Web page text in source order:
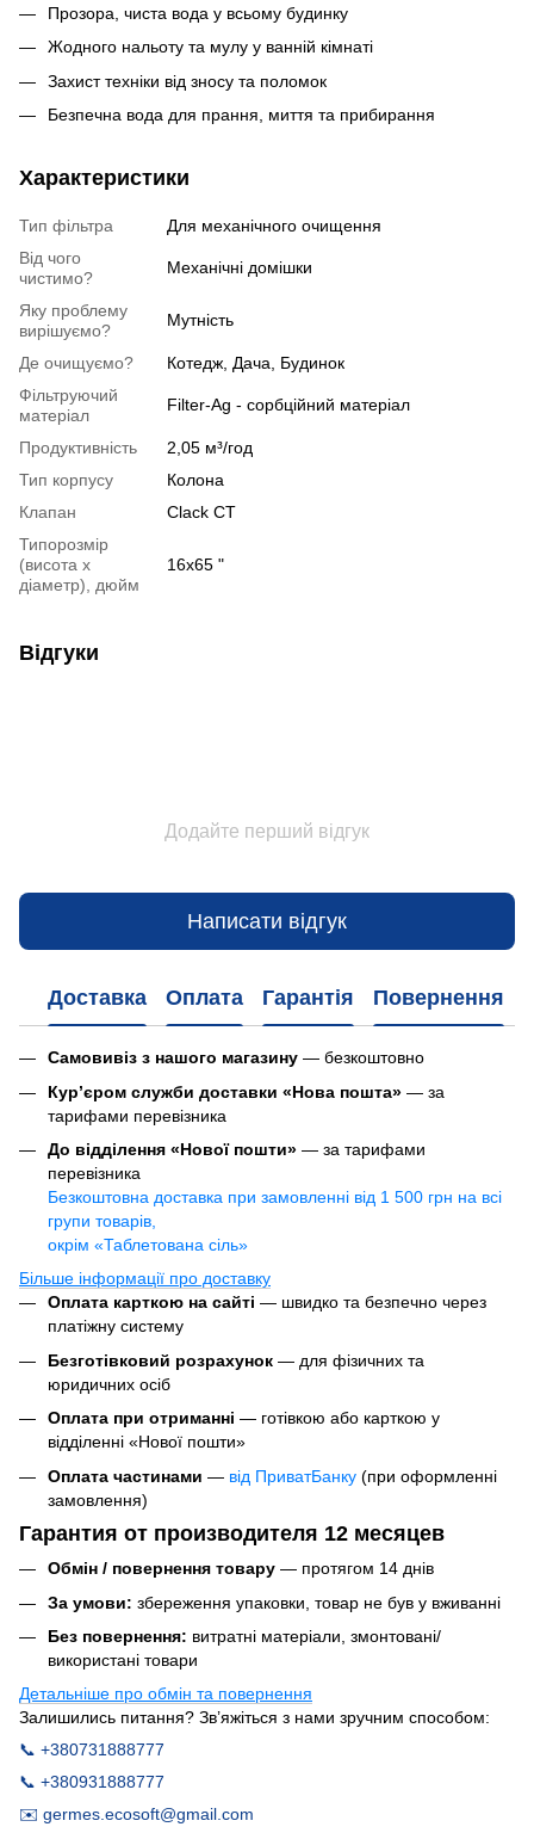
Прозора, чиста вода у всьому будинку
Жодного нальоту та мулу у ванній кімнаті
Захист техніки від зносу та поломок
Безпечна вода для прання, миття та прибирання
Характеристики
Тип фільтра
Для механічного очищення
Від чого
чистимо?
Механічні домішки
Яку проблему
вирішуємо?
Мутність
Де очищуємо?
Котедж, Дача, Будинок
Фільтруючий
матеріал
Filter-Ag - сорбційний матеріал
Продуктивність
2,05 м³/год
Тип корпусу
Колона
Клапан
Clack CT
Типорозмір
(висота х
діаметр), дюйм
16x65 "
Відгуки
Додайте перший відгук
Написати відгук
Доставка Оплата Гарантія Повернення
Самовивіз з нашого магазину — безкоштовно
Кур’єром служби доставки «Нова пошта» — за
тарифами перевізника
До відділення «Нової пошти» — за тарифами
перевізника
Безкоштовна доставка при замовленні від 1 500 грн на всі
групи товарів,
окрім «Таблетована сіль»
Більше інформації про доставку
Оплата карткою на сайті — швидко та безпечно через
платіжну систему
Безготівковий розрахунок — для фізичних та
юридичних осіб
Оплата при отриманні — готівкою або карткою у
відділенні «Нової пошти»
Оплата частинами — від ПриватБанку (при оформленні
замовлення)
Гарантия от производителя 12 месяцев
Обмін / повернення товару — протягом 14 днів
За умови: збереження упаковки, товар не був у вживанні
Без повернення: витратні матеріали, змонтовані/
використані товари
Детальніше про обмін та повернення
Залишились питання? Зв’яжіться з нами зручним способом:
📞 +380731888777
📞 +380931888777
✉️ germes.ecosoft@gmail.com